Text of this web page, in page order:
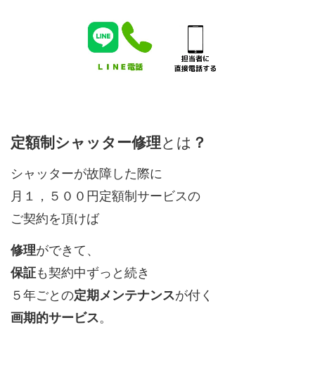
定額制シャッター修理とは ？
シャッターが故障した際に
月１，５００円定額制サービスの
ご契約を頂けば
修理ができて、
保証も契約中ずっと続き
５年ごとの定期メンテナンスが付く
画期的サービス。